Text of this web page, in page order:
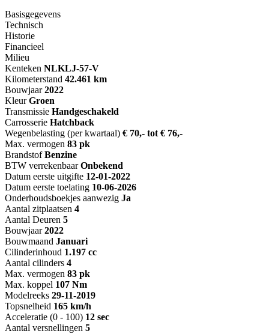
Basisgegevens
Technisch
Historie
Financieel
Milieu
Kenteken NLKLJ-57-V
Kilometerstand 42.461 km
Bouwjaar 2022
Kleur Groen
Transmissie Handgeschakeld
Carrosserie Hatchback
Wegenbelasting (per kwartaal) € 70,- tot € 76,-
Max. vermogen 83 pk
Brandstof Benzine
BTW verrekenbaar Onbekend
Datum eerste uitgifte 12-01-2022
Datum eerste toelating 10-06-2026
Onderhoudsboekjes aanwezig Ja
Aantal zitplaatsen 4
Aantal Deuren 5
Bouwjaar 2022
Bouwmaand Januari
Cilinderinhoud 1.197 cc
Aantal cilinders 4
Max. vermogen 83 pk
Max. koppel 107 Nm
Modelreeks 29-11-2019
Topsnelheid 165 km/h
Acceleratie (0 - 100) 12 sec
Aantal versnellingen 5